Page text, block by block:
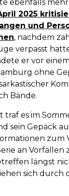
ebenfalls
2025
und
, nachdem
verpasst
er vor
ohne
Bände.
traf es im
sein Gepäck
zum
an Vorfällen
längst
sich durch